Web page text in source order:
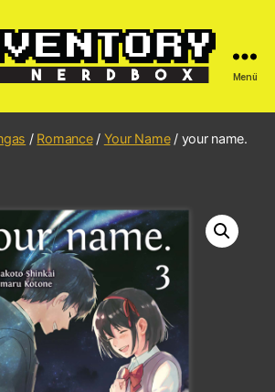
Menü
/ Romance/ Your Name/ your name.